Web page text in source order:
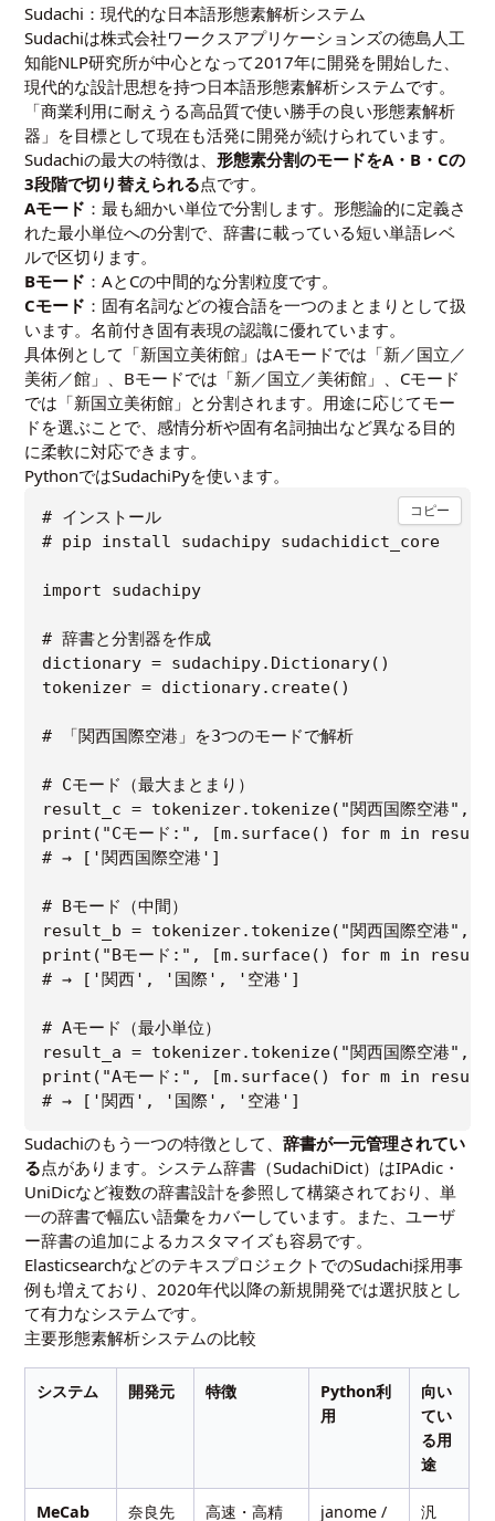
Sudachi：現代的な日本語形態素解析システム
Sudachiは株式会社ワークスアプリケーションズの徳島人工
知能NLP研究所が中心となって2017年に開発を開始した、
現代的な設計思想を持つ日本語形態素解析システムです。
「商業利用に耐えうる高品質で使い勝手の良い形態素解析
器」を目標として現在も活発に開発が続けられています。
Sudachiの最大の特徴は、形態素分割のモードをA・B・Cの
3段階で切り替えられる点です。
Aモード ：最も細かい単位で分割します。形態論的に定義さ
れた最小単位への分割で、辞書に載っている短い単語レベ
ルで区切ります。
Bモード ：AとCの中間的な分割粒度です。
Cモード ：固有名詞などの複合語を一つのまとまりとして扱
います。名前付き固有表現の認識に優れています。
具体例として「新国立美術館」はAモードでは「新／国立／
美術／館」、Bモードでは「新／国立／美術館」、Cモード
では「新国立美術館」と分割されます。用途に応じてモー
ドを選ぶことで、感情分析や固有名詞抽出など異なる目的
に柔軟に対応できます。
PythonではSudachiPyを使います。
# インストール
# pip install sudachipy sudachidict_core
import sudachipy
# 辞書と分割器を作成
dictionary = sudachipy.Dictionary()
tokenizer = dictionary.create()
# 「関西国際空港」を3つのモードで解析
# Cモード（最大まとまり）
result_c = tokenizer.tokenize("関西国際空港",
print("Cモード:", [m.surface() for m in
# → ['関西国際空港']
# Bモード（中間）
result_b = tokenizer.tokenize("関西国際空港",
print("Bモード:", [m.surface() for m in
# → ['関西', '国際', '空港']
# Aモード（最小単位）
result_a = tokenizer.tokenize("関西国際空港",
print("Aモード:", [m.surface() for m in
コピー
Sudachiのもう一つの特徴として、辞書が一元管理されてい
る点があります。システム辞書（SudachiDict）はIPAdic・
UniDicなど複数の辞書設計を参照して構築されており、単
一の辞書で幅広い語彙をカバーしています。また、ユーザ
ー辞書の追加によるカスタマイズも容易です。
ElasticsearchなどのテキスプロジェクトでのSudachi採用事
例も増えており、2020年代以降の新規開発では選択肢とし
て有力なシステムです。
主要形態素解析システムの比較
システム 開発元 特徴
Python利
用
向い
てい
る用
途
MeCab
奈良先
高速・高精
janome /
汎